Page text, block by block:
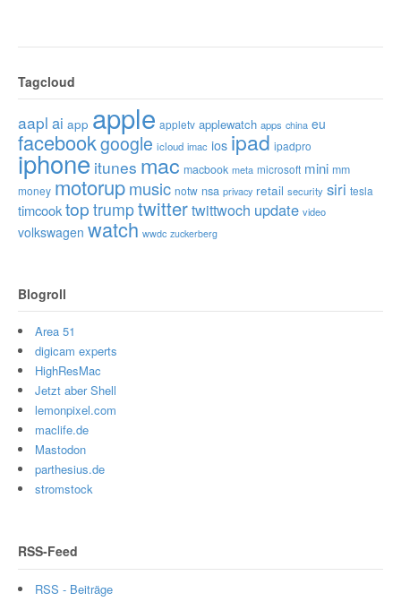
Tagcloud
aapl ai app apple appletv applewatch apps china eu
facebookgoogle icloud imac ios ipad ipadpro
iphone itunes mac macbook meta microsoft mini mm
money motorupmusic notw nsa privacy retail security siri tesla
timcooktop trumptwittertwittwoch update video
volkswagen watch wwdc zuckerberg
Blogroll
Area 51
digicam experts
HighResMac
Jetzt aber Shell
lemonpixel.com
maclife.de
Mastodon
parthesius.de
stromstock
RSS-Feed
RSS - Beiträge